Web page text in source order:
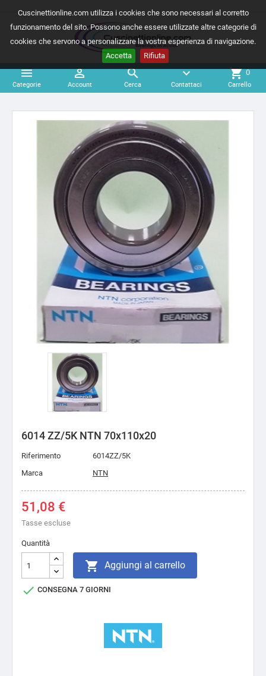
Cuscinettionline.com utilizza i cookies che sono necessari al corretto
funzionamento del sito. Possono anche essere utilizzate altre categorie di
cookies che servono a personalizzare la vostra esperienza di navigazione.
Accetta
Rifiuta

Categorie

Account

Cerca
expand_more
Contattaci
shopping_cart 0
Carrello
6014 ZZ/5K NTN 70x110x20
Riferimento
6014ZZ/5K
Marca
NTN
51,08 €
Tasse escluse
Quantità
 Aggiungi al carrello
 CONSEGNA 7 GIORNI